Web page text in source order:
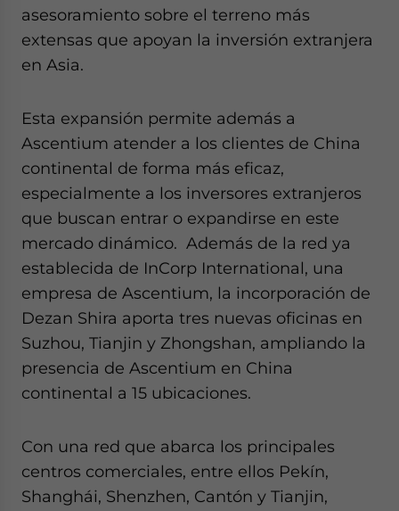
asesoramiento sobre el terreno más
extensas que apoyan la inversión extranjera
en Asia.
Esta expansión permite además a
Ascentium atender a los clientes de China
continental de forma más eficaz,
especialmente a los inversores extranjeros
que buscan entrar o expandirse en este
mercado dinámico. Además de la red ya
establecida de InCorp International, una
empresa de Ascentium, la incorporación de
Dezan Shira aporta tres nuevas oficinas en
Suzhou, Tianjin y Zhongshan, ampliando la
presencia de Ascentium en China
continental a 15 ubicaciones.
Con una red que abarca los principales
centros comerciales, entre ellos Pekín,
Shanghái, Shenzhen, Cantón y Tianjin,